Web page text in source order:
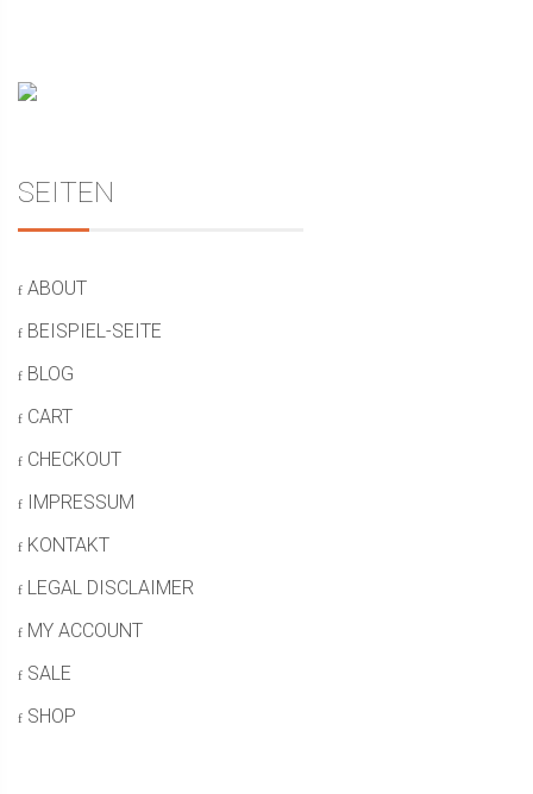
SEITEN
ABOUT
BEISPIEL-SEITE
BLOG
CART
CHECKOUT
IMPRESSUM
KONTAKT
LEGAL DISCLAIMER
MY ACCOUNT
SALE
SHOP